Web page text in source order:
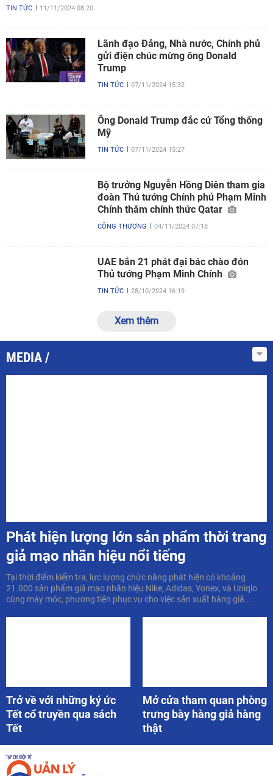
TIN TỨC 11/11/2024 08:20
Lãnh đạo Đảng, Nhà nước, Chính phủ
gửi điện chúc mừng ông Donald
Trump
TIN TỨC 07/11/2024 15:32
Ông Donald Trump đắc cử Tổng thống
Mỹ
TIN TỨC 07/11/2024 15:27
Bộ trưởng Nguyễn Hồng Diên tham gia
đoàn Thủ tướng Chính phủ Phạm Minh
Chính thăm chính thức Qatar
CÔNG THƯƠNG 04/11/2024 07:18
UAE bắn 21 phát đại bác chào đón
Thủ tướng Phạm Minh Chính
TIN TỨC 28/10/2024 16:19
Xem thêm
MEDIA
Phát hiện lượng lớn sản phẩm thời trang
giả mạo nhãn hiệu nổi tiếng
Tại thời điểm kiểm tra, lực lượng chức năng phát hiện có khoảng
21.000 sản phẩm giả mạo nhãn hiệu Nike, Adidas, Yonex, và Uniqlo
cùng máy móc, phương tiện phục vụ cho việc sản xuất hàng giả...
Trở về với những ký ức
Tết cổ truyền qua sách
Tết
Mở cửa tham quan phòng
trưng bày hàng giả hàng
thật